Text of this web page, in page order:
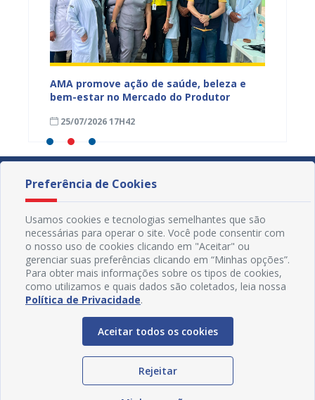
AMA promove ação de saúde, beleza e
bem-estar no Mercado do Produtor
25/07/2026 17H42
Redes Sociais
Preferência de Cookies
Usamos cookies e tecnologias semelhantes que são
necessárias para operar o site. Você pode consentir com
o nosso uso de cookies clicando em "Aceitar" ou
gerenciar suas preferências clicando em “Minhas opções”.
Para obter mais informações sobre os tipos de cookies,
como utilizamos e quais dados são coletados, leia nossa
Política de Privacidade.
Aceitar todos os cookies
Rejeitar